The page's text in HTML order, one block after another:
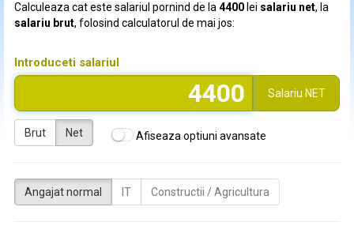
Calculeaza cat este salariul pornind de la 4400 lei salariu net, la
salariu brut, folosind calculatorul de mai jos:
Introduceti salariul
Salariu NET
Brut Net Afiseaza optiuni avansate
Angajat normal IT Constructii / Agricultura